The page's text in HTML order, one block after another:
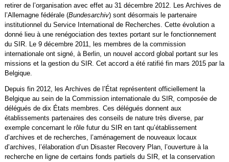
retirer de l’organisation avec effet au 31 décembre 2012. Les Archives de
l’Allemagne fédérale (Bundesarchiv) sont désormais le partenaire
institutionnel du Service International de Recherches. Cette évolution a
donné lieu à une renégociation des textes portant sur le fonctionnement
du SIR. Le 9 décembre 2011, les membres de la commission
internationale ont signé, à Berlin, un nouvel accord global portant sur les
missions et la gestion du SIR. Cet accord a été ratifié fin mars 2015 par la
Belgique.
Depuis fin 2012, les Archives de l’État représentent officiellement la
Belgique au sein de la Commission internationale du SIR, composée de
délégués de dix États membres. Ces délégués donnent aux
établissements partenaires des conseils de nature très diverse, par
exemple concernant le rôle futur du SIR en tant qu’établissement
d’archives et de recherches, l’aménagement de nouveaux locaux
d’archives, l’élaboration d’un Disaster Recovery Plan, l’ouverture à la
recherche en ligne de certains fonds partiels du SIR, et la conservation